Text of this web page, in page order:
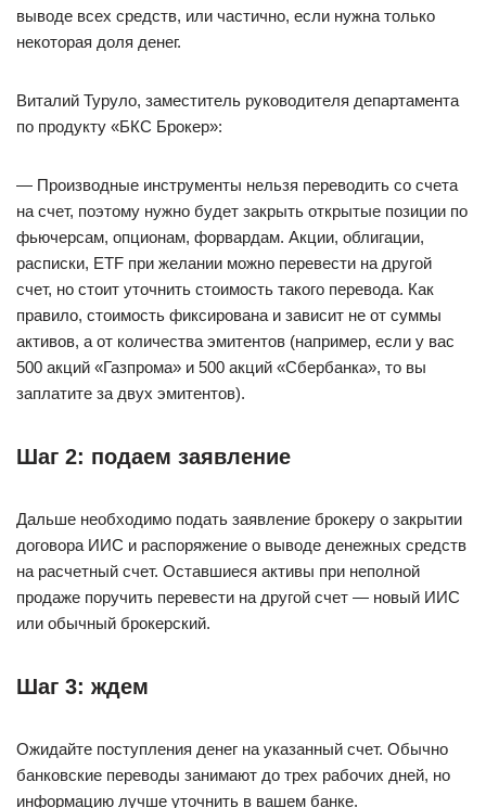
выводе всех средств, или частично, если нужна только
некоторая доля денег.
Виталий Туруло, заместитель руководителя департамента
по продукту «БКС Брокер»:
— Производные инструменты нельзя переводить со счета
на счет, поэтому нужно будет закрыть открытые позиции по
фьючерсам, опционам, форвардам. Акции, облигации,
расписки, ETF при желании можно перевести на другой
счет, но стоит уточнить стоимость такого перевода. Как
правило, стоимость фиксирована и зависит не от суммы
активов, а от количества эмитентов (например, если у вас
500 акций «Газпрома» и 500 акций «Сбербанка», то вы
заплатите за двух эмитентов).
Шаг 2: подаем заявление
Дальше необходимо подать заявление брокеру о закрытии
договора ИИС и распоряжение о выводе денежных средств
на расчетный счет. Оставшиеся активы при неполной
продаже поручить перевести на другой счет — новый ИИС
или обычный брокерский.
Шаг 3: ждем
Ожидайте поступления денег на указанный счет. Обычно
банковские переводы занимают до трех рабочих дней, но
информацию лучше уточнить в вашем банке.